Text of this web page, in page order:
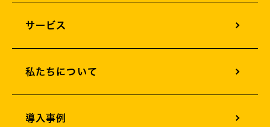
サービス
オフィスグリーンエネルギー
オフィスカメラソリューション
私たちについて
導入事例